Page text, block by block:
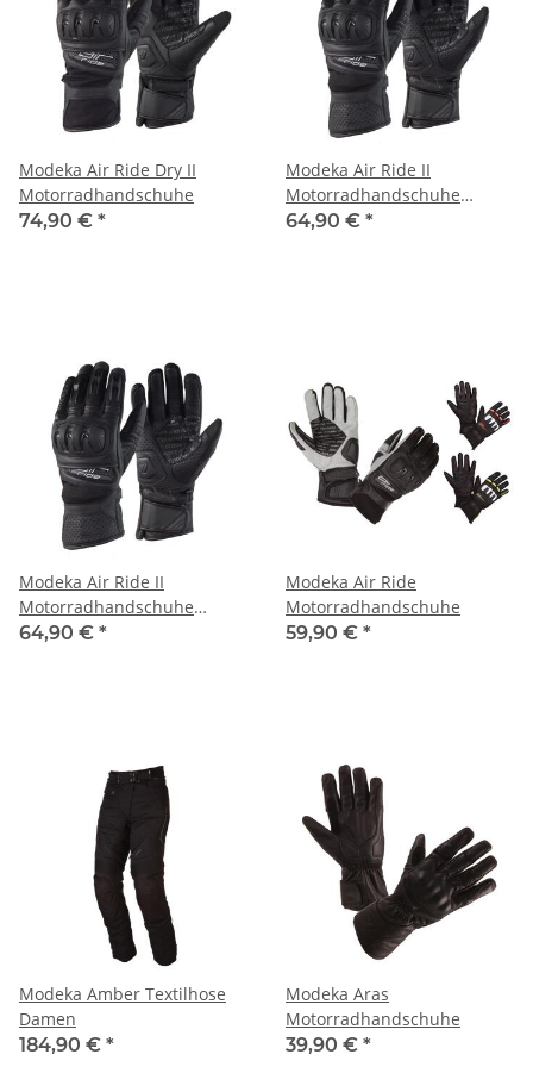
Modeka Air Ride Dry II
Motorradhandschuhe
74,90 € *
Modeka Air Ride II
Motorradhandschuhe
Damen
64,90 € *
Modeka Air Ride II
Motorradhandschuhe
Herren
64,90 € *
Modeka Air Ride
Motorradhandschuhe
59,90 € *
Modeka Amber Textilhose
Damen
184,90 € *
Modeka Aras
Motorradhandschuhe
39,90 € *